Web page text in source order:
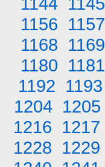
1156 1157
1168 1169
1180 1181
1192 1193
1204 1205
1216 1217
1228 1229